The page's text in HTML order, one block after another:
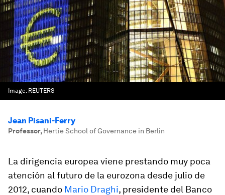
Image: REUTERS
Jean Pisani-Ferry
Professor, Hertie School of Governance in Berlin
La dirigencia europea viene prestando muy poca
atención al futuro de la eurozona desde julio de
2012, cuando Mario Draghi, presidente del Banco